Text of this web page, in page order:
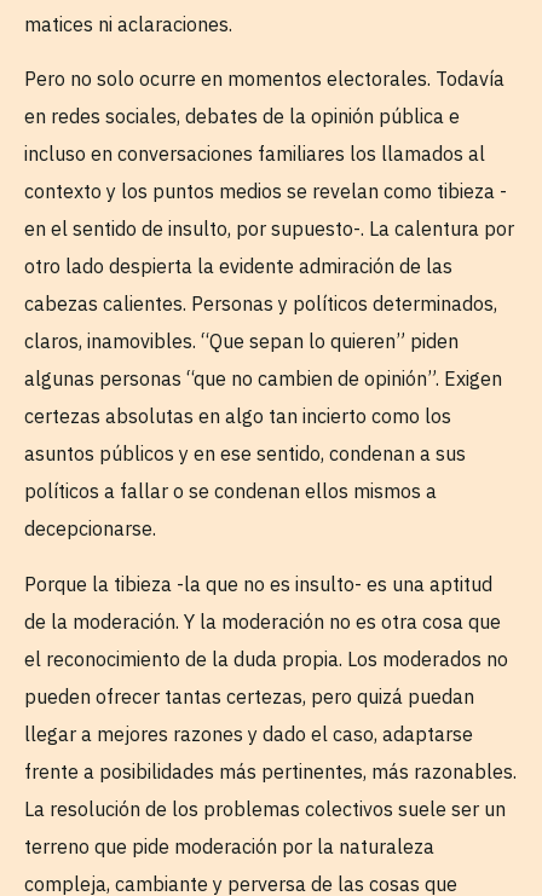
matices ni aclaraciones.
Pero no solo ocurre en momentos electorales. Todavía
en redes sociales, debates de la opinión pública e
incluso en conversaciones familiares los llamados al
contexto y los puntos medios se revelan como tibieza -
en el sentido de insulto, por supuesto-. La calentura por
otro lado despierta la evidente admiración de las
cabezas calientes. Personas y políticos determinados,
claros, inamovibles. “Que sepan lo quieren” piden
algunas personas “que no cambien de opinión”. Exigen
certezas absolutas en algo tan incierto como los
asuntos públicos y en ese sentido, condenan a sus
políticos a fallar o se condenan ellos mismos a
decepcionarse.
Porque la tibieza -la que no es insulto- es una aptitud
de la moderación. Y la moderación no es otra cosa que
el reconocimiento de la duda propia. Los moderados no
pueden ofrecer tantas certezas, pero quizá puedan
llegar a mejores razones y dado el caso, adaptarse
frente a posibilidades más pertinentes, más razonables.
La resolución de los problemas colectivos suele ser un
terreno que pide moderación por la naturaleza
compleja, cambiante y perversa de las cosas que